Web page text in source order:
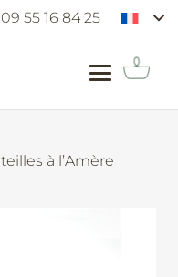
09 55 16 84 25
à l’Amère